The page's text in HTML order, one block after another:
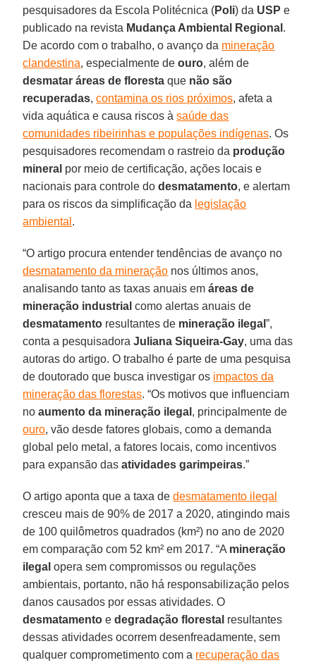
pesquisadores da Escola Politécnica (Poli) da USP e
publicado na revista Mudança Ambiental Regional .
De acordo com o trabalho, o avanço da mineração
clandestina, especialmente deouro, além de
desmatar áreas de floresta que não são
recuperadas,contamina os rios próximos, afeta a
vida aquática e causa riscos àsaúde das
comunidades ribeirinhas e populações indígenas. Os
pesquisadores recomendam o rastreio da produção
mineral por meio de certificação, ações locais e
nacionais para controle dodesmatamento, e alertam
para os riscos da simplificação da legislação
ambiental .
“O artigo procura entender tendências de avanço no
desmatamento da mineração nos últimos anos,
analisando tanto as taxas anuais emáreas de
mineração industrial como alertas anuais de
desmatamento resultantes de mineração ilegal”,
conta a pesquisadoraJuliana Siqueira-Gay, uma das
autoras do artigo. O trabalho é parte de uma pesquisa
de doutorado que busca investigar os impactos da
mineração das florestas. “Os motivos que influenciam
noaumento da mineração ilegal , principalmente de
ouro, vão desde fatores globais, como a demanda
global pelo metal, a fatores locais, como incentivos
para expansão dasatividades garimpeiras.”
O artigo aponta que a taxa dedesmatamento ilegal
cresceu mais de 90% de 2017 a 2020, atingindo mais
de 100 quilômetros quadrados (km²) no ano de 2020
em comparação com 52 km² em 2017. “A mineração
ilegal opera sem compromissos ou regulações
ambientais, portanto, não há responsabilização pelos
danos causados por essas atividades. O
desmatamento edegradação florestal resultantes
dessas atividades ocorrem desenfreadamente, sem
qualquer comprometimento com a recuperação das